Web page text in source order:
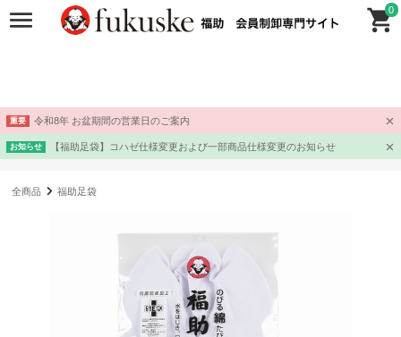
重要 令和8年 お盆期間の営業日のご案内
お知らせ 【福助足袋】コハゼ仕様変更および一部商品仕様変更のお知らせ
0
全商品 福助足袋